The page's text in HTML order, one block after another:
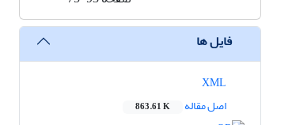
فایل ها
اصل مقاله
863.61 K